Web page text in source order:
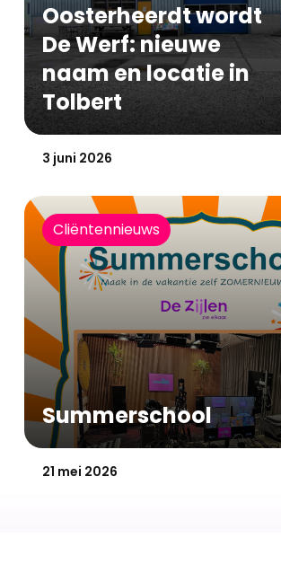
Oosterheerdt wordt
De Werf: nieuwe
naam en locatie in
Tolbert
Gepubliceerd op:
3 juni 2026
Cliëntennieuws
Summerschool
Gepubliceerd op:
21 mei 2026